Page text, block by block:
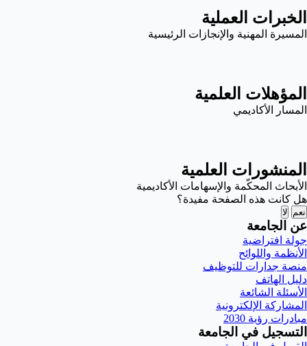
الخبرات العملية
المسيرة المهنية والإنجازات الرئيسية
المؤهلات العلمية
المسار الأكاديمي
المنشورات العلمية
الأبحاث المحكّمة والإسهامات الأكاديمية
هل كانت هذه الصفحة مفيدة؟
نعم لا
عن الجامعة
جولة افتراضية
الأنظمة واللوائح
منصة جدارات للتوظيف
دليل الهاتف
الأسئلة الشائعة
المشاركة الإلكترونية
مبادرات رؤية 2030
التسجيل في الجامعة